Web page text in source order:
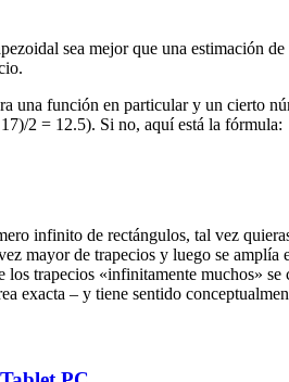
sea mejor que una estimación
una función en particular y un cierto
2 = 12.5). Si no, aquí está la fórmula:
infinito de rectángulos, tal vez
mayor de trapecios y luego se
trapecios «infinitamente muchos»
exacta – y tiene sentido